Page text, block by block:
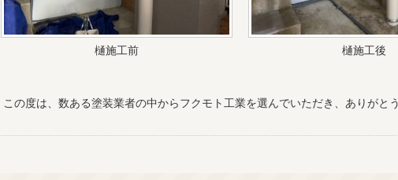
樋施工前 樋施工後
この度は、数ある塗装業者の中からフクモト工業を選んでいただき、ありがと